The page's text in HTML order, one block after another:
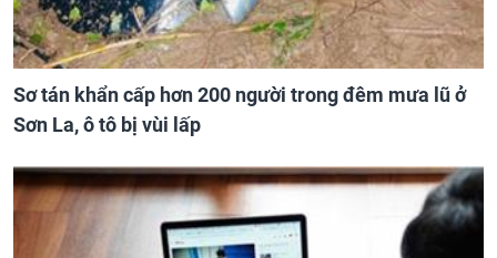
Sơ tán khẩn cấp hơn 200 người trong đêm mưa lũ ở
Sơn La, ô tô bị vùi lấp